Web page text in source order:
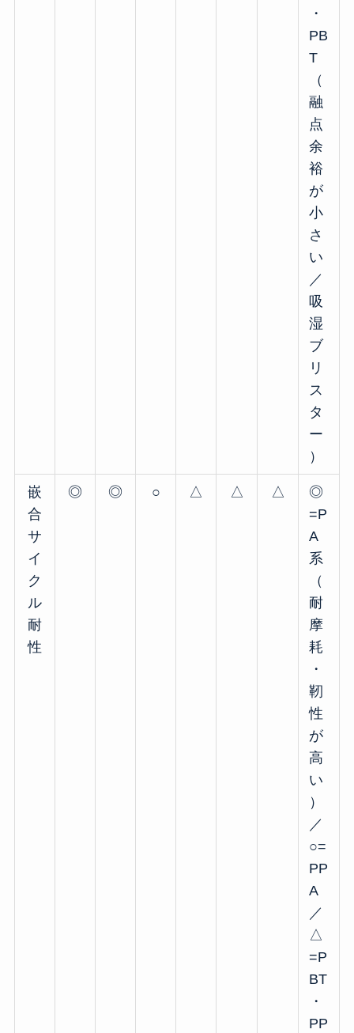
・
PB
T
（
融
点
余
裕
が
小
さ
い
／
吸
湿
ブ
リ
ス
タ
ー
）
嵌
合
サ
イ
ク
ル
耐
性
◎ ◎ ○ △ △ △
◎
=P
A
系
（
耐
摩
耗
・
靭
性
が
高
い
）
／
○=
PP
A
／
△
=P
BT
・
PP